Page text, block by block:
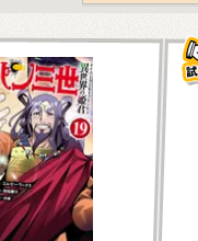
すべて